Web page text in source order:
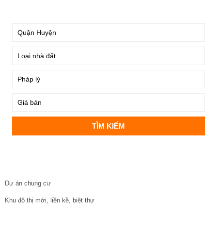
Dự án chung cư
Khu đô thị mới, liền kề, biệt thự